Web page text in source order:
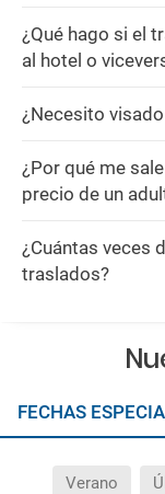
¿Qué hago si el
al hotel o
¿Necesito
¿Por qué me
precio de un
¿Cuántas veces
traslados?
FECHAS
Verano